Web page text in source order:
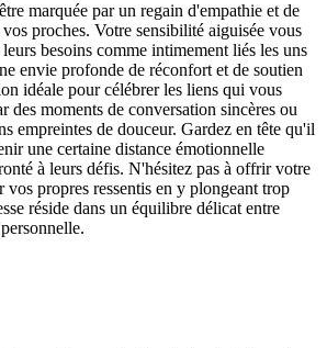
marquée par un regain d'empathie et de
proches. Votre sensibilité aiguisée vous
besoins comme intimement liés les uns
envie profonde de réconfort et de soutien
idéale pour célébrer les liens qui vous
des moments de conversation sincères ou
empreintes de douceur. Gardez en tête qu'il
une certaine distance émotionnelle
à leurs défis. N'hésitez pas à offrir votre
vos propres ressentis en y plongeant trop
réside dans un équilibre délicat entre